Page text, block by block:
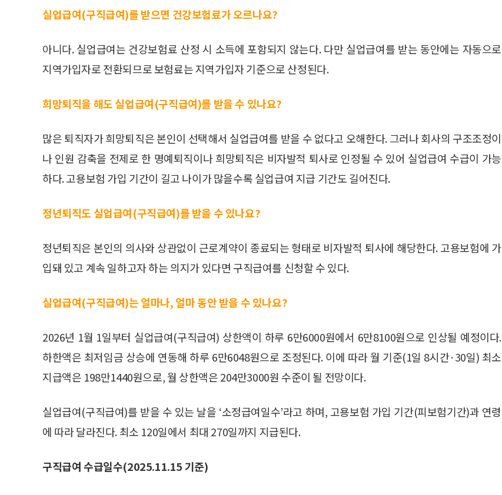
실업급여(구직급여)를 받으면 건강보험료가 오르나요?
아니다. 실업급여는 건강보험료 산정 시 소득에 포함되지 않는다. 다만 실업급여를 받는 동안에는 자동으로
지역가입자로 전환되므로 보험료는 지역가입자 기준으로 산정된다.
희망퇴직을 해도 실업급여(구직급여)를 받을 수 있나요?
많은 퇴직자가 희망퇴직은 본인이 선택해서 실업급여를 받을 수 없다고 오해한다. 그러나 회사의 구조조정이
나 인원 감축을 전제로 한 명예퇴직이나 희망퇴직은 비자발적 퇴사로 인정될 수 있어 실업급여 수급이 가능
하다. 고용보험 가입 기간이 길고 나이가 많을수록 실업급여 지급 기간도 길어진다.
정년퇴직도 실업급여(구직급여)를 받을 수 있나요?
정년퇴직은 본인의 의사와 상관없이 근로계약이 종료되는 형태로 비자발적 퇴사에 해당한다. 고용보험에 가
입돼 있고 계속 일하고자 하는 의지가 있다면 구직급여를 신청할 수 있다.
실업급여(구직급여)는 얼마나, 얼마 동안 받을 수 있나요?
2026년 1월 1일부터 실업급여(구직급여) 상한액이 하루 6만6000원에서 6만8100원으로 인상될 예정이다.
하한액은 최저임금 상승에 연동해 하루 6만6048원으로 조정된다. 이에 따라 월 기준(1일 8시간·30일) 최소
지급액은 198만1440원으로, 월 상한액은 204만3000원 수준이 될 전망이다.
실업급여(구직급여)를 받을 수 있는 날을 ‘소정급여일수’라고 하며, 고용보험 가입 기간(피보험기간)과 연령
에 따라 달라진다. 최소 120일에서 최대 270일까지 지급된다.
구직급여 수급일수(2025.11.15 기준)